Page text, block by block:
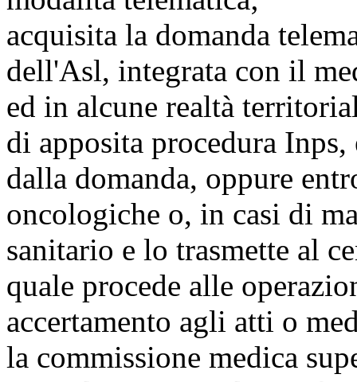
acquisita la domanda
dell'Asl, integrata con il
ed in alcune realtà
di apposita procedura
dalla domanda, oppure
oncologiche o, in casi di
sanitario e lo trasmette al
quale procede alle
accertamento agli atti o
la commissione medica